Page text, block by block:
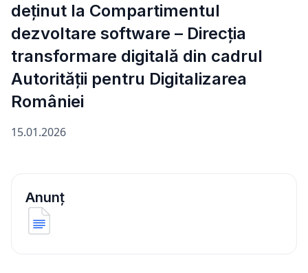
deținut la Compartimentul
dezvoltare software – Direcția
transformare digitală din cadrul
Autorității pentru Digitalizarea
României
15.01.2026
Anunț